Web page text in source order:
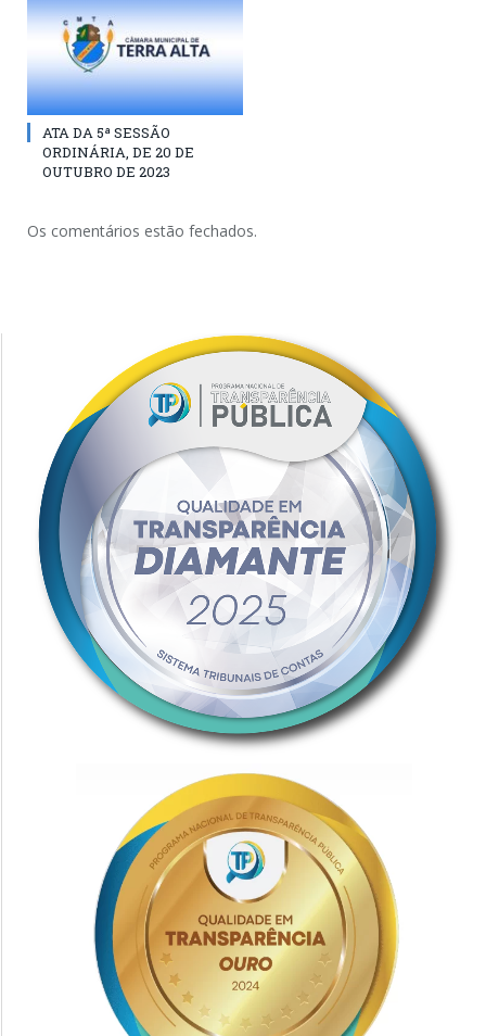
ATA DA 5ª SESSÃO
ORDINÁRIA, DE 20 DE
OUTUBRO DE 2023
Os comentários estão fechados.